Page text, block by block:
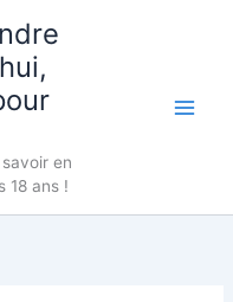
en
18 ans !